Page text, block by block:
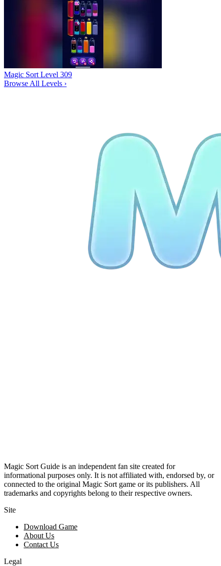
Magic Sort Level 309
Browse All Levels ›
Magic Sort Guide is an independent fan site created for
informational purposes only. It is not affiliated with, endorsed by, or
connected to the original Magic Sort game or its publishers. All
trademarks and copyrights belong to their respective owners.
Site
Download Game
About Us
Contact Us
Legal